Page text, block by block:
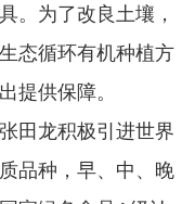
。为了改良土壤，
态循环有机种植方
提供保障。
田龙积极引进世界
品种，早、中、晚